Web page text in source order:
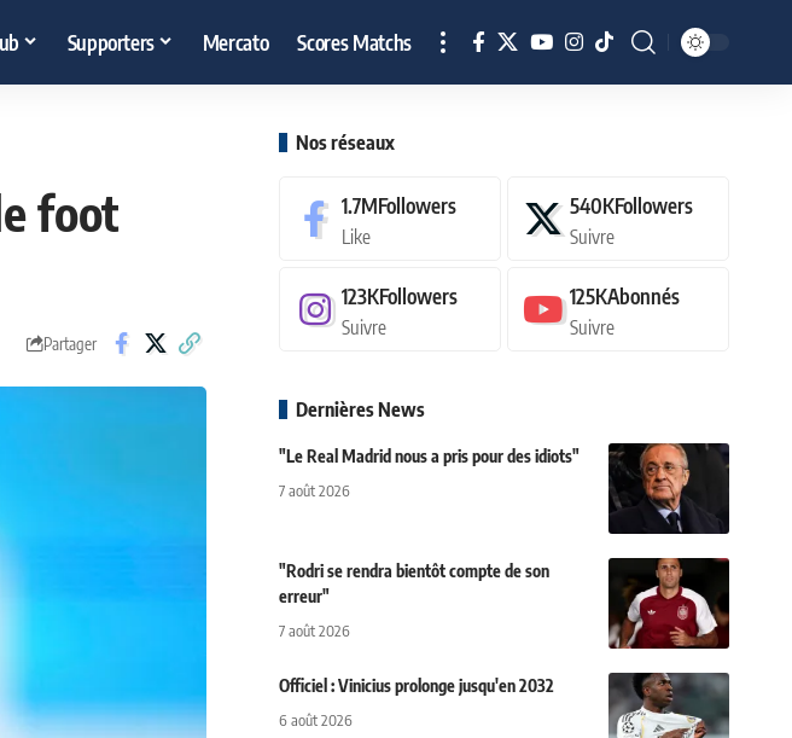
Supporters Mercato Scores Matchs
foot
Partager
Nos réseaux
1.7MFollowers
Like
540KFollowers
Suivre
123KFollowers
Suivre
125KAbonnés
Suivre
Dernières News
"Le Real Madrid nous a pris pour des idiots"
7 août 2026
"Rodri se rendra bientôt compte de son
erreur"
7 août 2026
Officiel : Vinicius prolonge jusqu'en 2032
6 août 2026